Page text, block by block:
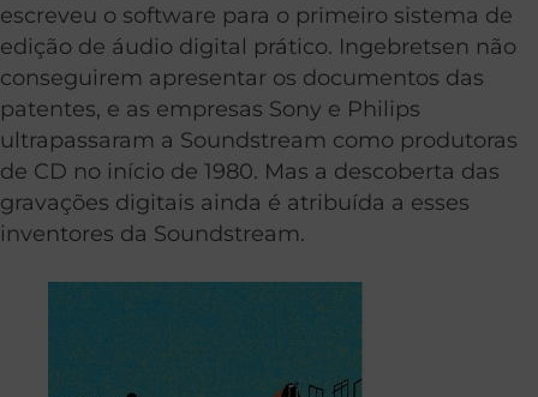
escreveu o software para o primeiro sistema de
edição de áudio digital prático. Ingebretsen não
conseguirem apresentar os documentos das
patentes, e as empresas Sony e Philips
ultrapassaram a Soundstream como produtoras
de CD no início de 1980. Mas a descoberta das
gravações digitais ainda é atribuída a esses
inventores da Soundstream.